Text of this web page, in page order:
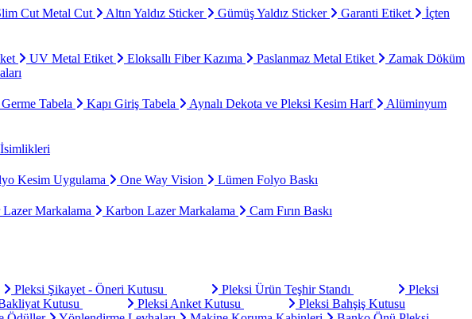
Cut Metal Cut Altın Yaldız Sticker Gümüş Yaldız Sticker Garanti Etiket
İçten
UV Metal Etiket Eloksallı Fiber Kazıma Paslanmaz Metal Etiket
Zamak Döküm
Tabela Kapı Giriş Tabela Aynalı Dekota ve Pleksi Kesim Harf
Alüminyum
Kesim Uygulama One Way Vision Lümen Folyo Baskı
Lazer Markalama Karbon Lazer Markalama Cam Fırın Baskı
Pleksi Şikayet - Öneri Kutusu Pleksi Ürün Teşhir Standı
Pleksi
Kutusu Pleksi Anket Kutusu
Pleksi Bahşiş Kutusu